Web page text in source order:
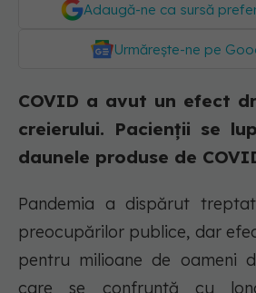
Adaugă-ne ca sursă
Urmărește-ne pe
COVID a avut un efect
creierului. Pacienții se
daunele produse de
Pandemia a dispărut
preocupărilor publice, dar
pentru milioane de oameni
care se confruntă cu